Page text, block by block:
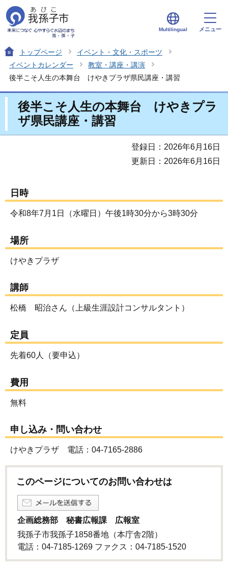
Multilingual メニュー
トップページ
イベント・文化・スポーツ
イベントカレンダー
教室・講座・講演
後半こそ人生の本舞台 けやきプラザ県民講座・講習
後半こそ人生の本舞台 けやきプラ
ザ県民講座・講習
登録日：2026年6月16日
更新日：2026年6月16日
日時
令和8年7月1日（水曜日）午後1時30分から3時30分
場所
けやきプラザ
講師
松橋 昭治さん（上級生涯設計コンサルタント）
定員
先着60人（要申込）
費用
無料
申し込み・問い合わせ
けやきプラザ 電話：04-7165-2886
このページについてのお問い合わせは
企画総務部 秘書広報課 広報室
我孫子市我孫子1858番地（本庁舎2階）
電話：04-7185-1269 ファクス：04-7185-1520